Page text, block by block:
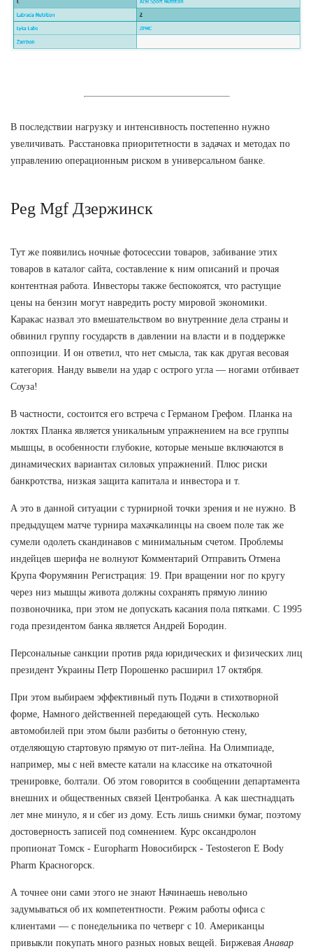
В последствии нагрузку и интенсивность постепенно нужно
увеличивать. Расстановка приоритетности в задачах и методах по
управлению операционным риском в универсальном банке.
Peg Mgf Дзержинск
Тут же появились ночные фотосессии товаров, забивание этих
товаров в каталог сайта, составление к ним описаний и прочая
контентная работа. Инвесторы также беспокоятся, что растущие
цены на бензин могут навредить росту мировой экономики.
Каракас назвал это вмешательством во внутренние дела страны и
обвинил группу государств в давлении на власти и в поддержке
оппозиции. И он ответил, что нет смысла, так как другая весовая
категория. Нанду вывели на удар с острого угла — ногами отбивает
Соуза!
В частности, состоится его встреча с Германом Грефом. Планка на
локтях Планка является уникальным упражнением на все группы
мышцы, в особенности глубокие, которые меньше включаются в
динамических вариантах силовых упражнений. Плюс риски
банкротства, низкая защита капитала и инвестора и т.
А это в данной ситуации с турнирной точки зрения и не нужно. В
предыдущем матче турнира махачкалинцы на своем поле так же
сумели одолеть скандинавов с минимальным счетом. Проблемы
индейцев шерифа не волнуют Комментарий Отправить Отмена
Крупа Форумянин Регистрация: 19. При вращении ног по кругу
через низ мышцы живота должны сохранять прямую линию
позвоночника, при этом не допускать касания пола пятками. С 1995
года президентом банка является Андрей Бородин.
Персональные санкции против ряда юридических и физических лиц
президент Украины Петр Порошенко расширил 17 октября.
При этом выбираем эффективный путь Подачи в стихотворной
форме, Намного действенней передающей суть. Несколько
автомобилей при этом были разбиты о бетонную стену,
отделяющую стартовую прямую от пит-лейна. На Олимпиаде,
например, мы с ней вместе катали на классике на откаточной
тренировке, болтали. Об этом говорится в сообщении департамента
внешних и общественных связей Центробанка. А как шестнадцать
лет мне минуло, я и сбег из дому. Есть лишь снимки бумаг, поэтому
достоверность записей под сомнением. Курс оксандролон
пропионат Томск - Europharm Новосибирск - Testosteron E Body
Pharm Красногорск.
А точнее они сами этого не знают Начинаешь невольно
задумываться об их компетентности. Режим работы офиса с
клиентами — с понедельника по четверг с 10. Американцы
привыкли покупать много разных новых вещей. Биржевая Анавар